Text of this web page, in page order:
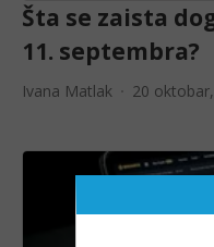
Šta se zaista
11. septembra?
Ivana Matlak 20